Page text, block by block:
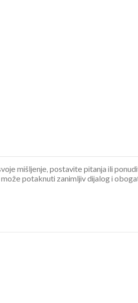
mišljenje, postavite pitanja ili
potaknuti zanimljiv dijalog i